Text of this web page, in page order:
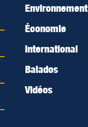
Environnement
Économie
International
Balados
Vidéos